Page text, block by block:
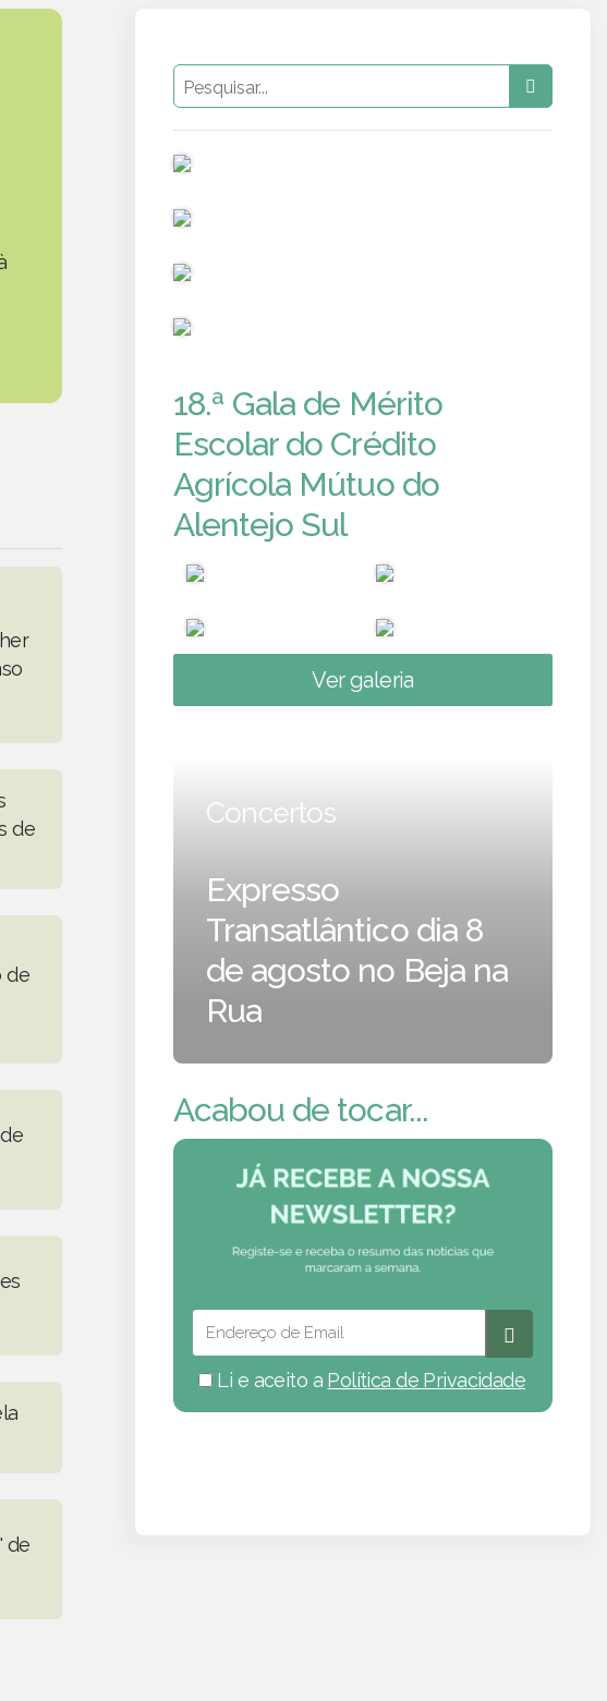
de
de
de
18.ª Gala de Mérito
Escolar do Crédito
Agrícola Mútuo do
Alentejo Sul
Ver galeria
Concertos
Expresso
Transatlântico dia 8
de agosto no Beja na
Rua
Acabou de tocar...
Li e aceito a Política de Privacidade